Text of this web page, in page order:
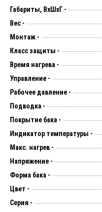
Габариты, ВхШхГ -
Вес -
Монтаж -
Класс защиты -
Время нагрева -
Управление -
Рабочее давление -
Подводка -
Покрытие бака -
Индикатор температуры -
Макс. нагрев -
Напряжение -
Форма бака -
Цвет -
Серия -